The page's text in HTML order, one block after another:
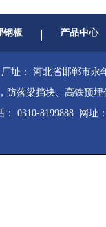
钢板 产品中心
址： 河北省邯郸市
防落梁挡块、高铁预
0310-8199888 网址